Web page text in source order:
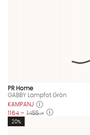
PR Home
GABBY Lampfot Grön
KAMPANJ
1164 :- 1455 :-
20%